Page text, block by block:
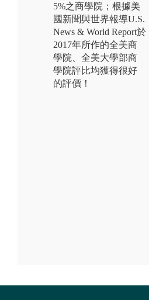
5%之商學院；根據美
國新聞與世界報導U.S.
News & World Report於
2017年所作的全美商
學院、全美大學部商
學院評比均獲得很好
的評價！